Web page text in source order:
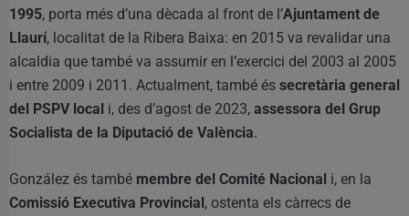
1995, porta més d’una dècada al front de l’Ajuntament de
Llaurí, localitat de la Ribera Baixa: en 2015 va revalidar una
alcaldia que també va assumir en l’exercici del 2003 al 2005
i entre 2009 i 2011. Actualment, també és secretària general
del PSPV local i, des d’agost de 2023, assessora del Grup
Socialista de la Diputació de València.
González és també membre del Comité Nacional i, en la
Comissió Executiva Provincial, ostenta els càrrecs de